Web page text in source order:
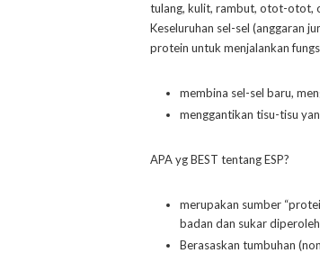
tulang, kulit, rambut, otot-otot,
Keseluruhan sel-sel (anggaran
protein untuk menjalankan
membina sel-sel baru,
menggantikan tisu-tisu
APA yg BEST tentang ESP?
merupakan sumber
badan dan sukar
Berasaskan tumbuhan